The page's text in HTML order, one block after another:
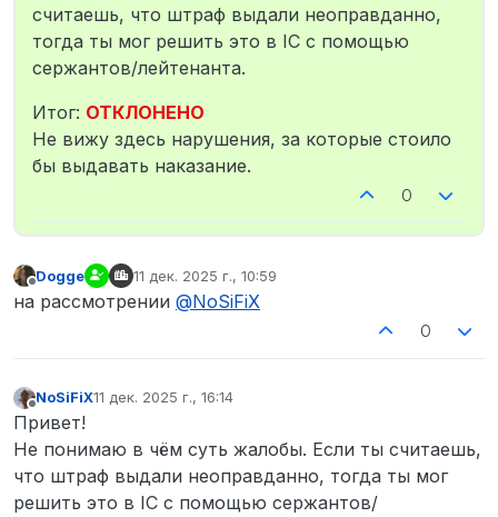
считаешь, что штраф выдали неоправданно,
тогда ты мог решить это в IC с помощью
сержантов/лейтенанта.
Итог: ОТКЛОНЕНО
Не вижу здесь нарушения, за которые стоило
бы выдавать наказание.
0
Не в сети
Dogge 11 дек. 2025 г., 10:59
отредактировано
на рассмотрении @NoSiFiX
0
Не в сети
NoSiFiX11 дек. 2025 г., 16:14
отредактировано
Привет!
Не понимаю в чём суть жалобы. Если ты считаешь,
что штраф выдали неоправданно, тогда ты мог
решить это в IC с помощью сержантов/